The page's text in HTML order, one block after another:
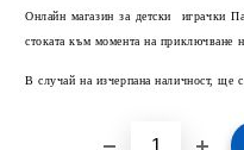
Онлайн магазин за детски играчки
стоката към момента на приключване
В случай на изчерпана наличност, ще